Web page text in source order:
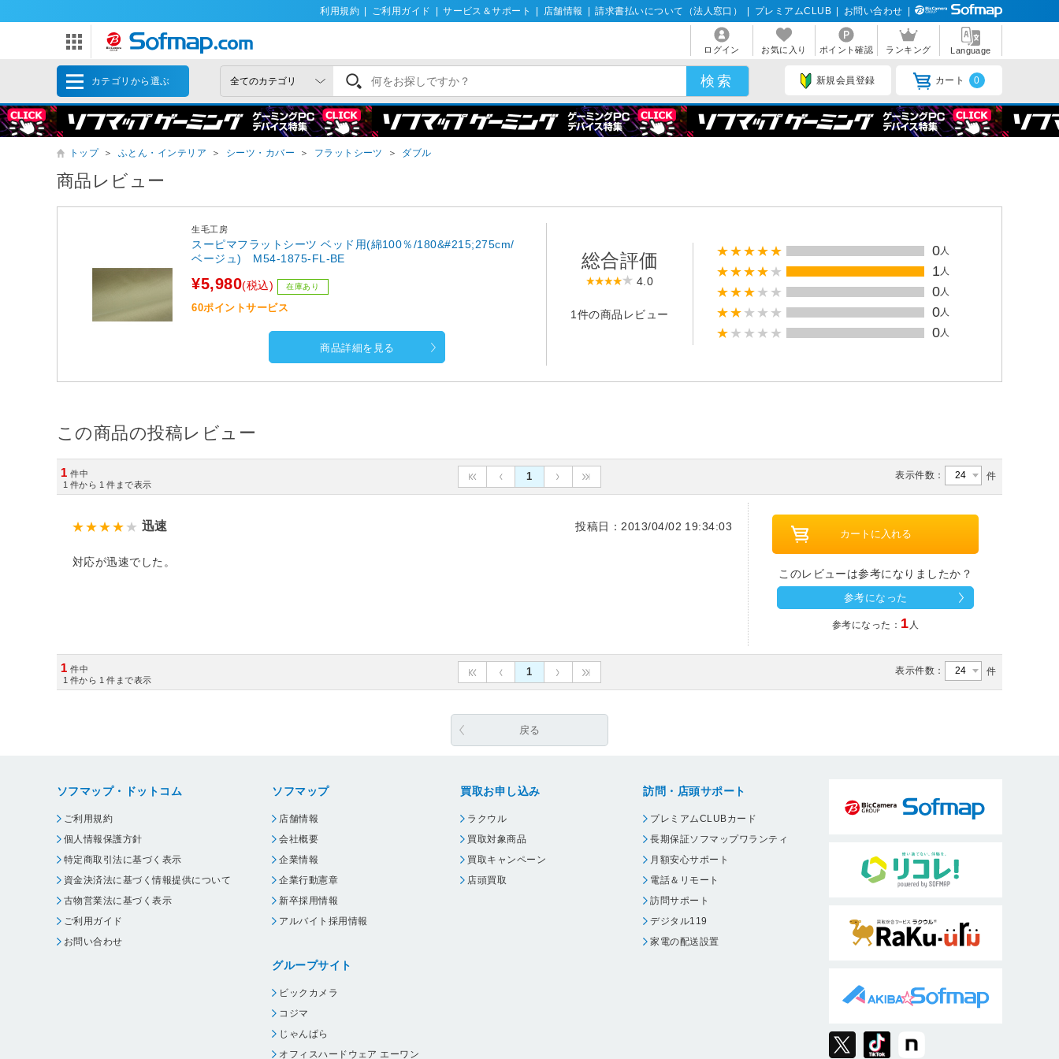
利用規約 ご利用ガイド サービス＆サポート 店舗情報 請求書払いについて（法人窓口） プレミアムCLUB お問い合わせ
ログイン お気に入り ポイント確認 ランキング Language
カテゴリから選ぶ 新規会員登録 カート 0
トップ ＞ ふとん・インテリア ＞ シーツ・カバー ＞ フラットシーツ ＞ ダブル
商品レビュー
生毛工房
スーピマフラットシーツ ベッド用(綿100％/180&#215;275cm/
ベージュ) M54-1875-FL-BE
¥5,980(税込) 在庫あり
60ポイントサービス
商品詳細を見る
総合評価
4.0
1件の商品レビュー
0人
1人
0人
0人
0人
この商品の投稿レビュー
1 件中
1 件から 1 件まで表示
1 表示件数： 件
迅速 投稿日：2013/04/02 19:34:03
対応が迅速でした。
このレビューは参考になりましたか？
参考になった
参考になった： 1 人
1 件中
1 件から 1 件まで表示
1 表示件数： 件
戻る
ソフマップ・ドットコム
ご利用規約
個人情報保護方針
特定商取引法に基づく表示
資金決済法に基づく情報提供について
古物営業法に基づく表示
ご利用ガイド
お問い合わせ
ソフマップ
店舗情報
会社概要
企業情報
企業行動憲章
新卒採用情報
アルバイト採用情報
グループサイト
ビックカメラ
コジマ
じゃんぱら
オフィスハードウェア エーワン
買取お申し込み
ラクウル
買取対象商品
買取キャンペーン
店頭買取
訪問・店頭サポート
プレミアムCLUBカード
長期保証ソフマップワランティ
月額安心サポート
電話＆リモート
訪問サポート
デジタル119
家電の配送設置